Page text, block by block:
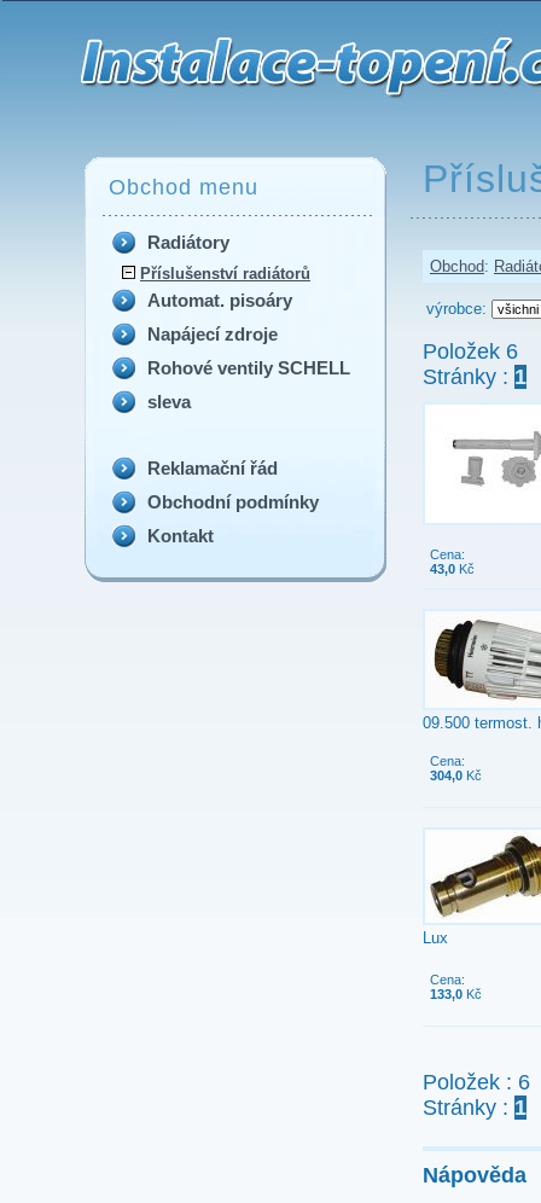
Příslušenství radiátorů - Produkty - Guvex
Obchod:
výrobce:
Položek 6
Stránky : 1
Cena:
43,0 Kč
09.500 termost.
Cena:
304,0 Kč
Lux
Cena:
133,0 Kč
Položek : 6
Stránky : 1
Nápověda
Obchod menu
Radiátory
Příslušenství radiátorů
Automat. pisoáry
Napájecí zdroje
Rohové ventily SCHELL
sleva
Reklamační řád
Obchodní podmínky
Kontakt